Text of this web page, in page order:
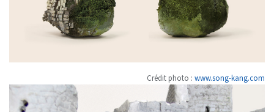
Crédit photo : www.song-kang.com